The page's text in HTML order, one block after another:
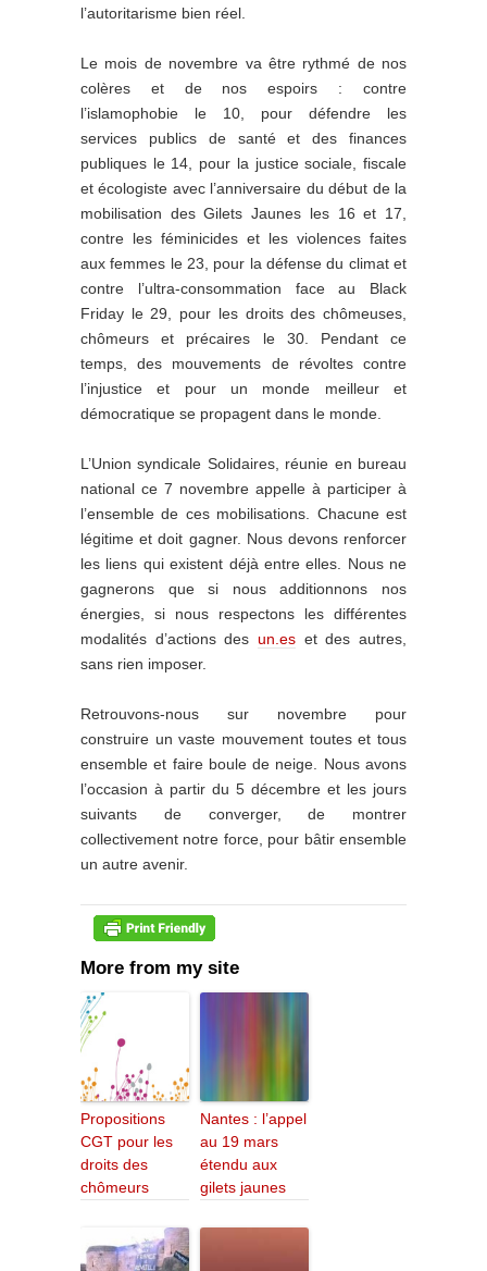
l’autoritarisme bien réel.
Le mois de novembre va être rythmé de nos
colères et de nos espoirs : contre
l’islamophobie le 10, pour défendre les
services publics de santé et des finances
publiques le 14, pour la justice sociale, fiscale
et écologiste avec l’anniversaire du début de la
mobilisation des Gilets Jaunes les 16 et 17,
contre les féminicides et les violences faites
aux femmes le 23, pour la défense du climat et
contre l’ultra-consommation face au Black
Friday le 29, pour les droits des chômeuses,
chômeurs et précaires le 30. Pendant ce
temps, des mouvements de révoltes contre
l’injustice et pour un monde meilleur et
démocratique se propagent dans le monde.
L’Union syndicale Solidaires, réunie en bureau
national ce 7 novembre appelle à participer à
l’ensemble de ces mobilisations. Chacune est
légitime et doit gagner. Nous devons renforcer
les liens qui existent déjà entre elles. Nous ne
gagnerons que si nous additionnons nos
énergies, si nous respectons les différentes
modalités d’actions des un.es et des autres,
sans rien imposer.
Retrouvons-nous sur novembre pour
construire un vaste mouvement toutes et tous
ensemble et faire boule de neige. Nous avons
l’occasion à partir du 5 décembre et les jours
suivants de converger, de montrer
collectivement notre force, pour bâtir ensemble
un autre avenir.
More from my site
Propositions
CGT pour les
droits des
chômeurs
Nantes : l’appel
au 19 mars
étendu aux
gilets jaunes